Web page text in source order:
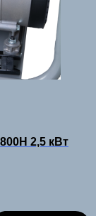
2,5 кВт